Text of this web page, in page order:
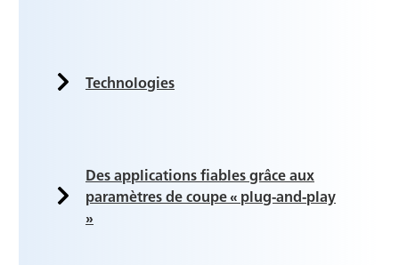
Technologies
Des applications fiables grâce aux
paramètres de coupe « plug-and-play
»